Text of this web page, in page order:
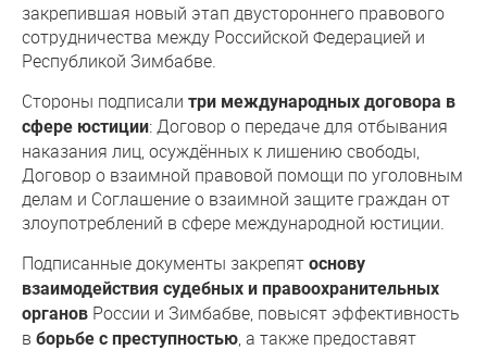
закрепившая новый этап двустороннего правового
сотрудничества между Российской Федерацией и
Республикой Зимбабве.
Стороны подписали три международных договора в
сфере юстиции: Договор о передаче для отбывания
наказания лиц, осуждённых к лишению свободы,
Договор о взаимной правовой помощи по уголовным
делам и Соглашение о взаимной защите граждан от
злоупотреблений в сфере международной юстиции.
Подписанные документы закрепят основу
взаимодействия судебных и правоохранительных
органов России и Зимбабве, повысят эффективность
в борьбе с преступностью , а также предоставят